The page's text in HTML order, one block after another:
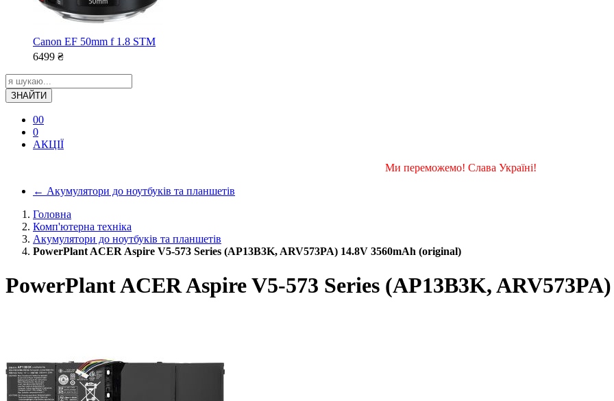
Canon EF 50mm f 1.8 STM
6499 ₴
ЗНАЙТИ
00
0
АКЦІЇ
Ми переможемо! Слава Україні!
← Акумулятори до ноутбуків та планшетів
Головна
Комп'ютерна техніка
Акумулятори до ноутбуків та планшетів
PowerPlant ACER Aspire V5-573 Series (AP13B3K, ARV573PA) 14.8V 3560mAh (original)
PowerPlant ACER Aspire V5-573 Series (AP13B3K,